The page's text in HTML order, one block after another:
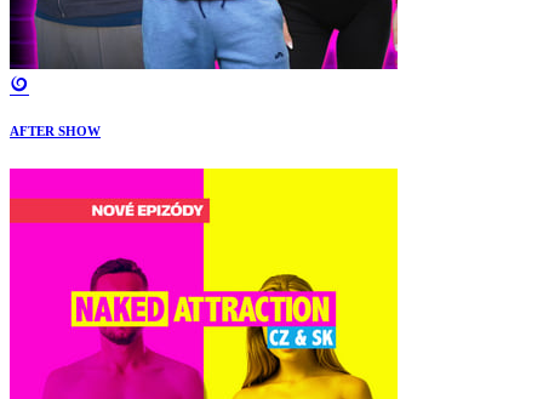
AFTER SHOW